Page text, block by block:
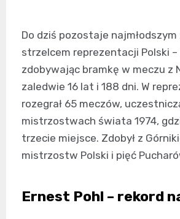
Do dziś pozostaje
strzelcem reprezentacji Polski
zdobywając bramkę w meczu z
zaledwie 16 lat i 188 dni. W
rozegrał 65 meczów,
mistrzostwach świata 1974,
trzecie miejsce. Zdobył z
mistrzostw Polski i pięć
Ernest Pohl – rekord